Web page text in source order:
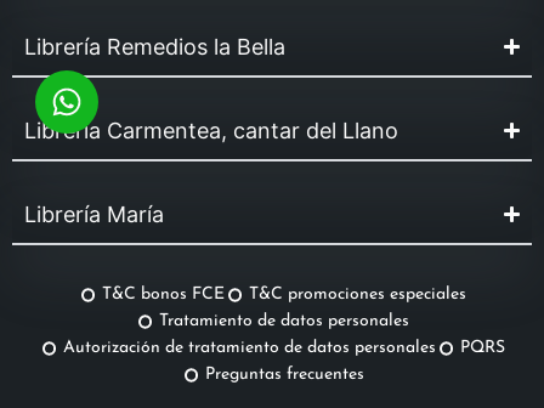
Librería Remedios la Bella
Librería Carmentea, cantar del Llano
Librería María
T&C bonos FCE
T&C promociones especiales
Tratamiento de datos personales
Autorización de tratamiento de datos personales
PQRS
Preguntas frecuentes